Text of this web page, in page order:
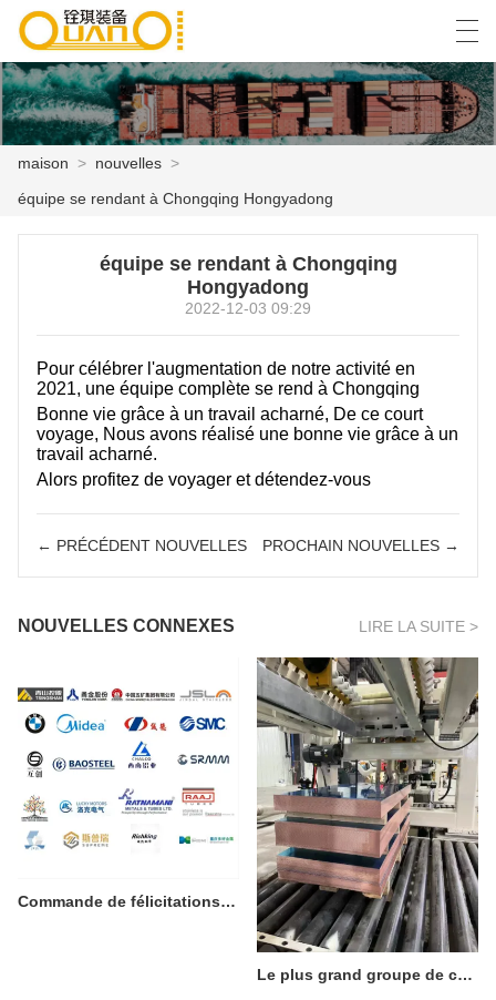
MAISON
CAS
USINE
CONTACTEZ NOUS
À PROPOS DE NOUS
العربية বাংলা ভাষার English Español
maison > nouvelles >
équipe se rendant à Chongqing Hongyadong
équipe se rendant à Chongqing
Hongyadong
2022-12-03 09:29
Pour célébrer l'augmentation de notre activité en
2021, une équipe complète se rend à Chongqing
Bonne vie grâce à un travail acharné, De ce court
voyage, Nous avons réalisé une bonne vie grâce à un
travail acharné.
Alors profitez de voyager et détendez-vous
← PRÉCÉDENT NOUVELLES PROCHAIN NOUVELLES →
NOUVELLES CONNEXES LIRE LA SUITE >
Commande de félicitations de Tsingshan Steel
Le plus grand groupe de cuivre d'asie choisit 3 lignes de nous